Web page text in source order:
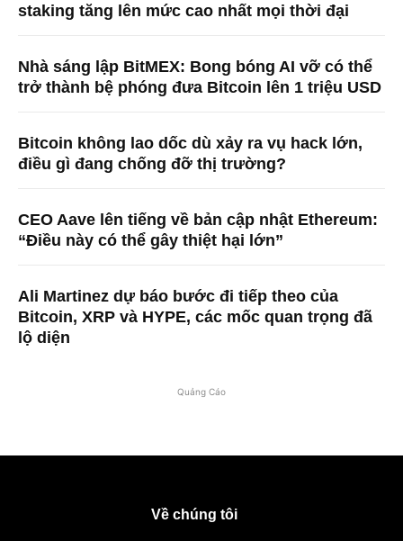
staking tăng lên mức cao nhất mọi thời đại
Nhà sáng lập BitMEX: Bong bóng AI vỡ có thể
trở thành bệ phóng đưa Bitcoin lên 1 triệu USD
Bitcoin không lao dốc dù xảy ra vụ hack lớn,
điều gì đang chống đỡ thị trường?
CEO Aave lên tiếng về bản cập nhật Ethereum:
“Điều này có thể gây thiệt hại lớn”
Ali Martinez dự báo bước đi tiếp theo của
Bitcoin, XRP và HYPE, các mốc quan trọng đã
lộ diện
Quảng Cáo
Về chúng tôi